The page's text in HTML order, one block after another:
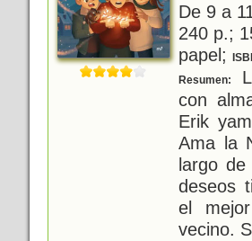
De 9 a
240 p.;
papel;
Resumen:
con
Erik
Ama la
largo
deseos
el
vecino.